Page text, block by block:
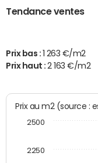
Tendance ventes
Prix bas :
1 263 €/m2
Prix haut :2 163 €/m2
Prix au m2
2250
2500